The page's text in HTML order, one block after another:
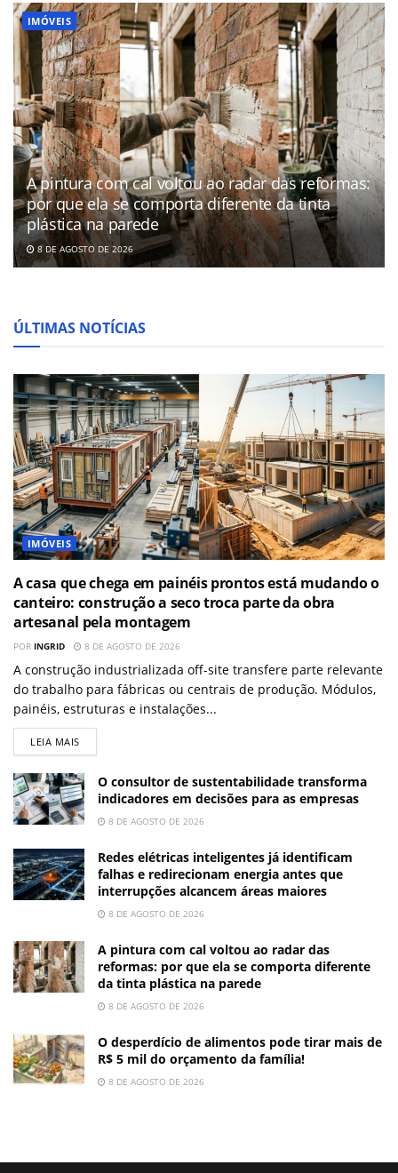
IMÓVEIS
A pintura com cal voltou ao radar das reformas:
por que ela se comporta diferente da tinta
plástica na parede
8 DE AGOSTO DE 2026
ÚLTIMAS NOTÍCIAS
IMÓVEIS
A casa que chega em painéis prontos está mudando o
canteiro: construção a seco troca parte da obra
artesanal pela montagem
POR INGRID 8 DE AGOSTO DE 2026
A construção industrializada off-site transfere parte relevante
do trabalho para fábricas ou centrais de produção. Módulos,
painéis, estruturas e instalações...
LEIA MAIS
O consultor de sustentabilidade transforma
indicadores em decisões para as empresas
8 DE AGOSTO DE 2026
Redes elétricas inteligentes já identificam
falhas e redirecionam energia antes que
interrupções alcancem áreas maiores
8 DE AGOSTO DE 2026
A pintura com cal voltou ao radar das
reformas: por que ela se comporta diferente
da tinta plástica na parede
8 DE AGOSTO DE 2026
O desperdício de alimentos pode tirar mais de
R$ 5 mil do orçamento da família!
8 DE AGOSTO DE 2026